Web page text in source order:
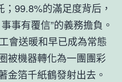
；99.8%的滿足度背后，
事有覆信”的義務擔負。
會送暖和早已成為常態
被機器轉化為一團團彩
金箔千紙鶴發射出去。